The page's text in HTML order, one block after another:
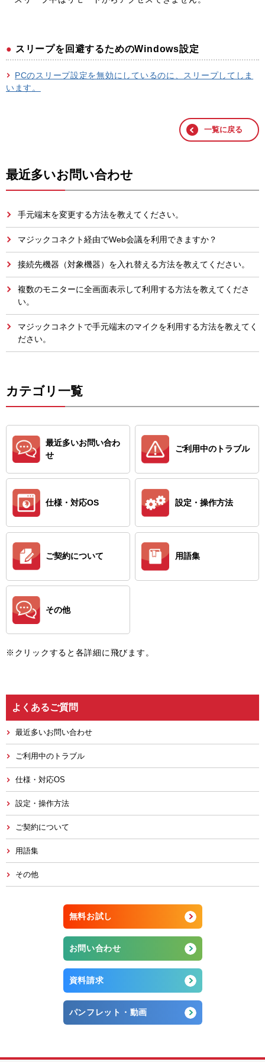
スリープを回避するためのWindows設定
PCのスリープ設定を無効にしているのに、スリープしてしま
います。
一覧に戻る
最近多いお問い合わせ
手元端末を変更する方法を教えてください。
マジックコネクト経由でWeb会議を利用できますか？
接続先機器（対象機器）を入れ替える方法を教えてください。
複数のモニターに全画面表示して利用する方法を教えてくださ
い。
マジックコネクトで手元端末のマイクを利用する方法を教えてく
ださい。
カテゴリ一覧
最近多いお問い合わ
せ
ご利用中のトラブル
仕様・対応OS 設定・操作方法
ご契約について 用語集
その他
※クリックすると各詳細に飛びます。
よくあるご質問
最近多いお問い合わせ
ご利用中のトラブル
仕様・対応OS
設定・操作方法
ご契約について
用語集
その他
無料お試し
お問い合わせ
資料請求
パンフレット・動画